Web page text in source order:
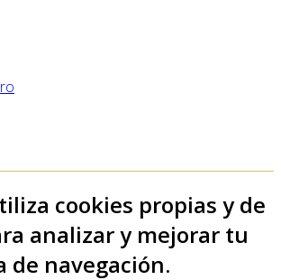
cookies propias y de
analizar y mejorar tu
de navegación.